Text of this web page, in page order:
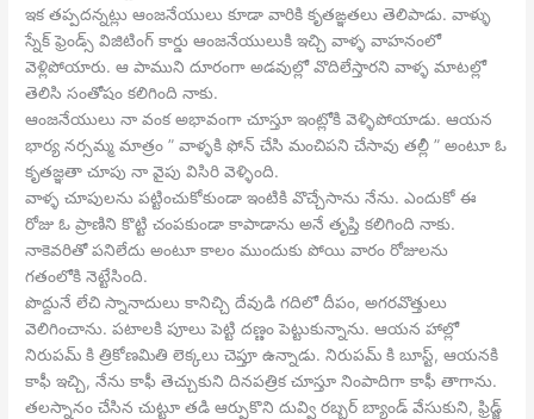
ఇక తప్పదన్నట్లు ఆంజనేయులు కూడా వారికి కృతఙ్ఞతలు తెలిపాడు. వాళ్ళు
స్నేక్ ఫ్రెండ్స్ విజిటింగ్ కార్డు ఆంజనేయులుకి ఇచ్చి వాళ్ళ వాహనంలో
వెళ్లిపోయారు. ఆ పాముని దూరంగా అడవుల్లో వొదిలేస్తారని వాళ్ళ మాటల్లో
తెలిసి సంతోషం కలిగింది నాకు.
ఆంజనేయులు నా వంక అభావంగా చూస్తూ ఇంట్లోకి వెళ్ళిపోయాడు. ఆయన
భార్య నర్సమ్మ మాత్రం ” వాళ్ళకి ఫోన్ చేసి మంచిపని చేసావు తల్లీ ” అంటూ ఓ
కృతజ్ఞతా చూపు నా వైపు విసిరి వెళ్ళింది.
వాళ్ళ చూపులను పట్టించుకోకుండా ఇంటికి వొచ్చేసాను నేను. ఎందుకో ఈ
రోజు ఓ ప్రాణిని కొట్టి చంపకుండా కాపాడాను అనే తృప్తి కలిగింది నాకు.
నాకెవరితో పనిలేదు అంటూ కాలం ముందుకు పోయి వారం రోజులను
గతంలోకి నెట్టేసింది.
పొద్దునే లేచి స్నానాదులు కానిచ్చి దేవుడి గదిలో దీపం, అగరవొత్తులు
వెలిగించాను. పటాలకి పూలు పెట్టి దణ్ణం పెట్టుకున్నాను. ఆయన హాల్లో
నిరుపమ్ కి త్రికోణమితి లెక్కలు చెప్తూ ఉన్నాడు. నిరుపమ్ కి బూస్ట్, ఆయనకి
కాఫీ ఇచ్చి, నేను కాఫీ తెచ్చుకుని దినపత్రిక చూస్తూ నింపాదిగా కాఫీ తాగాను.
తలస్నానం చేసిన చుట్టూ తడి ఆర్పుకొని దువ్వి రబ్బర్ బ్యాండ్ వేసుకుని, ఫ్రిడ్జ్